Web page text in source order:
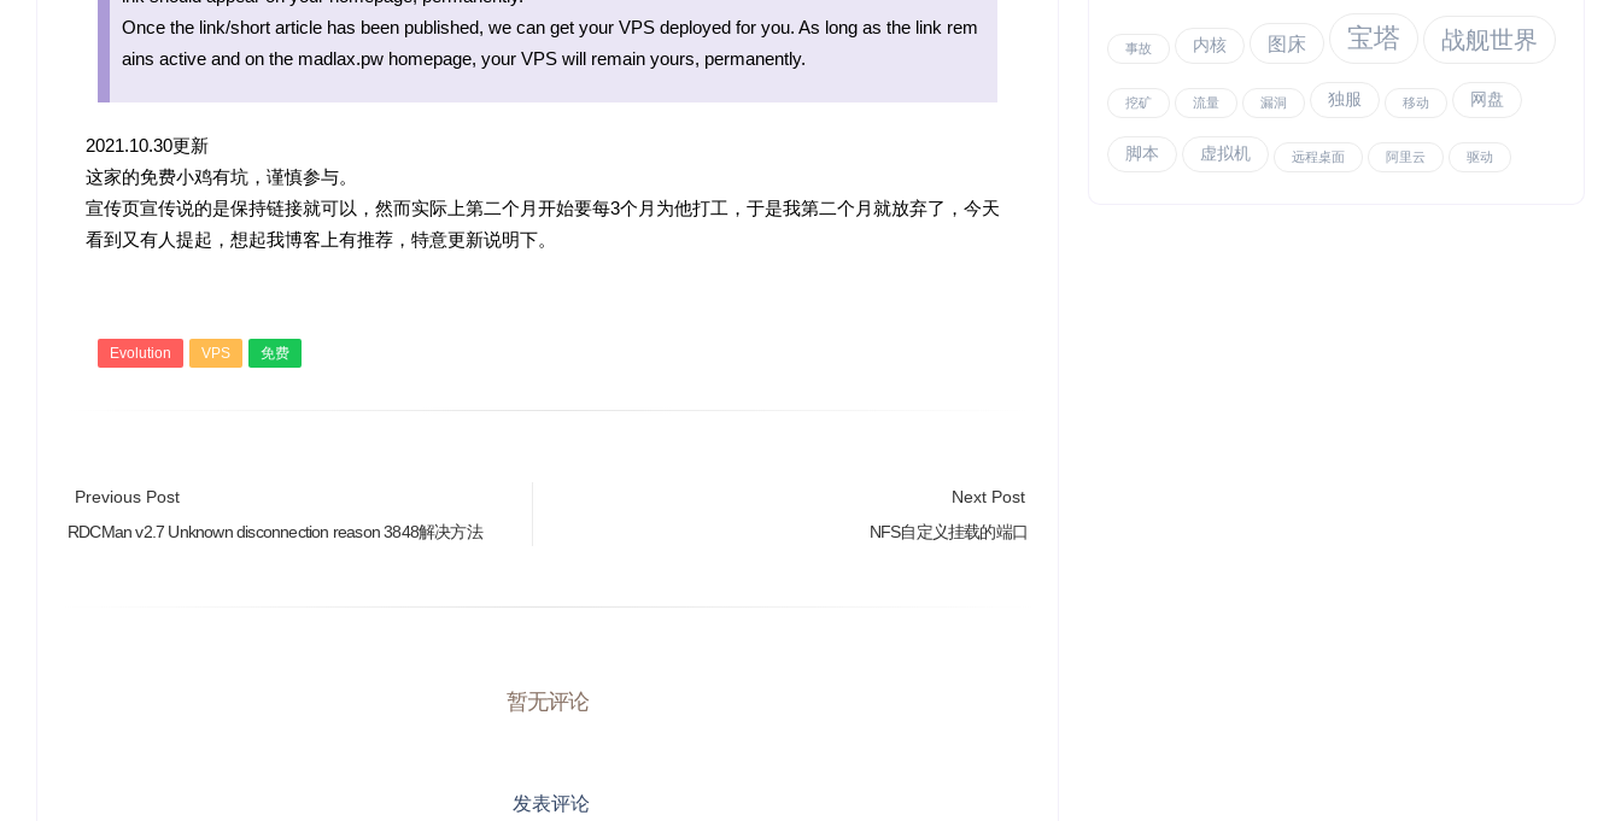
Once the link/short article has been published, we can get your VPS deployed for you. As long as the link rem
ains active and on the madlax.pw homepage, your VPS will remain yours, permanently.
2021.10.30更新
这家的免费小鸡有坑，谨慎参与。
宣传页宣传说的是保持链接就可以，然而实际上第二个月开始要每3个月为他打工，于是我第二个月就放弃了，今天
看到又有人提起，想起我博客上有推荐，特意更新说明下。
Evolution VPS 免费
Previous Post
RDCMan v2.7 Unknown disconnection reason 3848解决方法
Next Post
NFS自定义挂载的端口
暂无评论
发表评论
事故 内核 图床 宝塔 战舰世界
挖矿 流量 漏洞 独服 移动 网盘
脚本 虚拟机 远程桌面 阿里云 驱动